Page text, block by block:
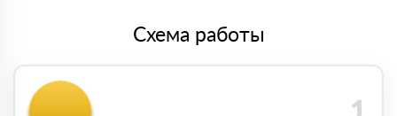
Схема работы